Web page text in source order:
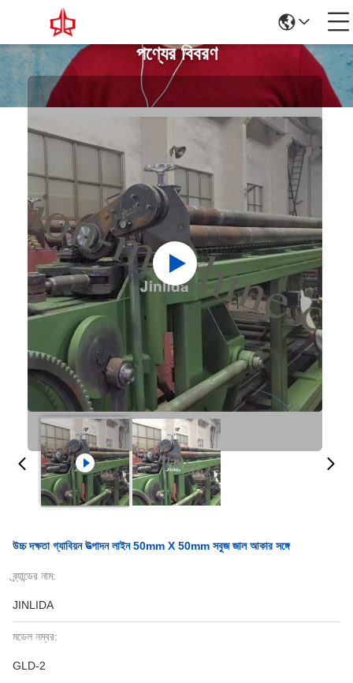
পণ্যের বিবরণ
উচ্চ দক্ষতা গ্যাবিয়ন উত্পাদন লাইন 50mm X 50mm সবুজ জাল আকার সঙ্গে
ব্র্যান্ডের নাম:
JINLIDA
মডেল নম্বর:
GLD-2